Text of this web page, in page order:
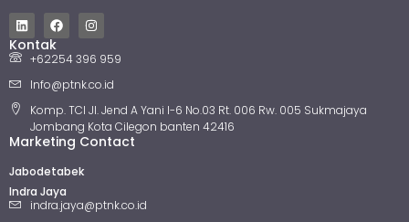
Kontak
+62254 396 959
Info@ptnk.co.id
Komp. TCI Jl. Jend A Yani I-6 No.03 Rt. 006 Rw. 005 Sukmajaya
Jombang Kota Cilegon banten 42416
Marketing Contact
Jabodetabek
Indra Jaya
indra.jaya@ptnk.co.id